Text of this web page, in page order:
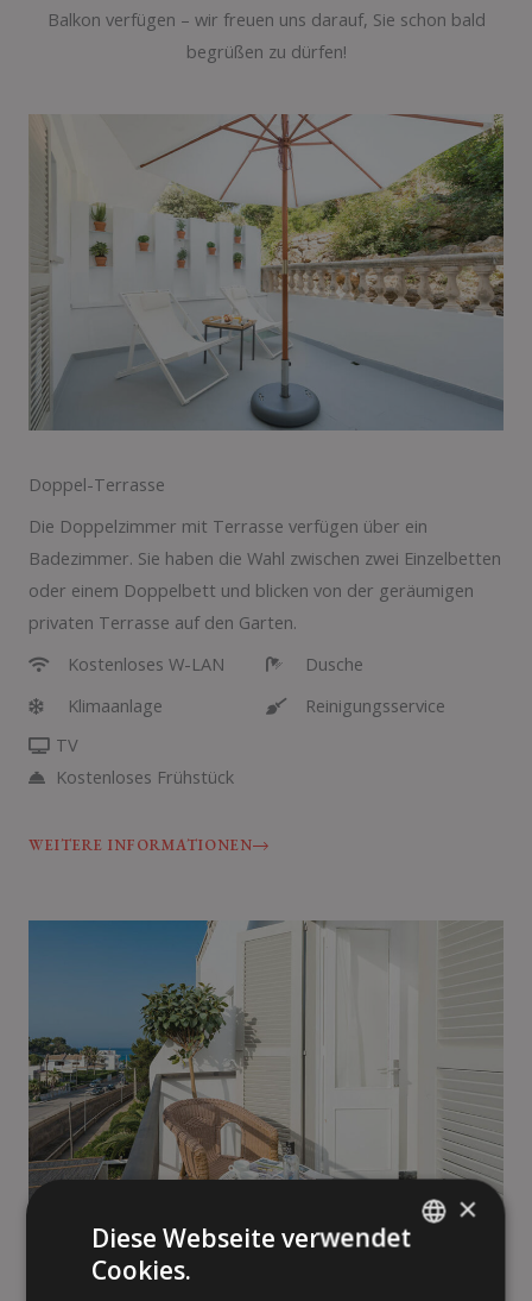
Balkon verfügen – wir freuen uns darauf, Sie schon bald
begrüßen zu dürfen!
Doppel-Terrasse
Die Doppelzimmer mit Terrasse verfügen über ein
Badezimmer. Sie haben die Wahl zwischen zwei Einzelbetten
oder einem Doppelbett und blicken von der geräumigen
privaten Terrasse auf den Garten.
Kostenloses W-LAN
Klimaanlage
Dusche
Reinigungsservice
TV
Kostenloses Frühstück
WEITERE INFORMATIONEN
×
Diese Webseite verwendet
Cookies.